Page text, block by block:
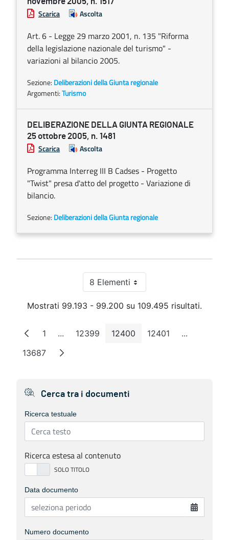
Scarica Ascolta
Art. 6 - Legge 29 marzo 2001, n. 135 "Riforma
della legislazione nazionale del turismo" -
variazioni al bilancio 2005.
Sezione: Deliberazioni della Giunta regionale
Argomenti:Turismo
DELIBERAZIONE DELLA GIUNTA REGIONALE
25 ottobre 2005, n. 1481
Scarica Ascolta
Programma Interreg III B Cadses - Progetto
"Twist" presa d'atto del progetto - Variazione di
bilancio.
Sezione: Deliberazioni della Giunta regionale
8 ElementiPer pagina
Mostrati 99.193 - 99.200 su 109.495 risultati.
Pagina
1 ...Pagine intermedie
Pagina
12399 Pagina
12400 Pagina
12401 ...Pagine
Pagina
13687
Cerca tra i documenti
Ricerca testuale
Ricerca estesa al contenuto
Data documento
Numero documento